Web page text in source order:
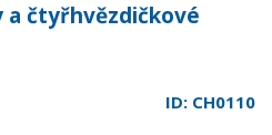
a čtyřhvězdičkové
ID: CH0110